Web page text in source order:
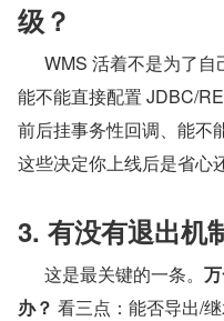
级？
能不能直接配置 JDBC/
前后挂事务性回调、能
这些决定你上线后是省心
3. 有没有退出机
      这是最关键的一条。
办？ 看三点：能否导出/